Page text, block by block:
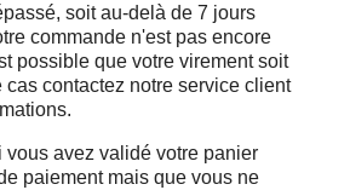
soit au-delà de 7 jours
commande n'est pas encore
possible que votre virement soit
cas contactez notre service client
vous avez validé votre panier
paiement mais que vous ne